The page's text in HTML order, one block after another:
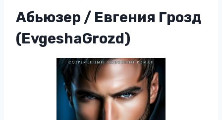
Абьюзер / Евгения Грозд
(EvgeshaGrozd)